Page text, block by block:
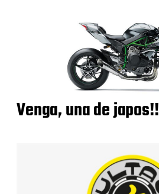
Venga, una de japos!!